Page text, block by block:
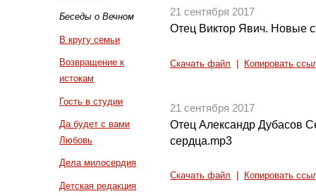
Беседы о Вечном
В кругу семьи
Возвращение к
истокам
Гость в студии
Да будет с вами
Любовь
Дела милосердия
Детская редакция
21 сентября 2017
Отец Виктор Явич. Новые
Скачать файл Копировать
21 сентября 2017
Отец Александр Дубасов
сердца.mp3
Скачать файл Копировать